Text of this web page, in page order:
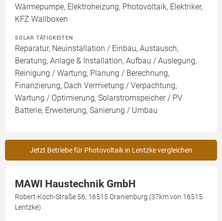
Wärmepumpe, Elektroheizung, Photovoltaik, Elektriker,
KFZ Wallboxen
SOLAR TÄTIGKEITEN
Reparatur, Neuinstallation / Einbau, Austausch,
Beratung, Anlage & Installation, Aufbau / Auslegung,
Reinigung / Wartung, Planung / Berechnung,
Finanzierung, Dach Vermietung / Verpachtung,
Wartung / Optimierung, Solarstromspeicher / PV
Batterie, Erweiterung, Sanierung / Umbau
Jetzt Betriebe für Photovoltaik in Lentzke vergleichen
MAWI Haustechnik GmbH
Robert-Koch-Straße 56, 16515 Oranienburg (37km von 16515
Lentzke)